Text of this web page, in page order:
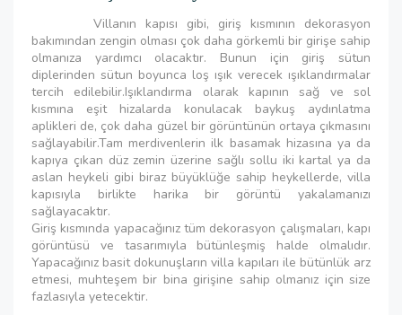
Villanın kapısı gibi, giriş kısmının dekorasyon
bakımından zengin olması çok daha görkemli bir girişe sahip
olmanıza yardımcı olacaktır. Bunun için giriş sütun
diplerinden sütun boyunca loş ışık verecek ışıklandırmalar
tercih edilebilir.Işıklandırma olarak kapının sağ ve sol
kısmına eşit hizalarda konulacak baykuş aydınlatma
aplikleri de, çok daha güzel bir görüntünün ortaya çıkmasını
sağlayabilir.Tam merdivenlerin ilk basamak hizasına ya da
kapıya çıkan düz zemin üzerine sağlı sollu iki kartal ya da
aslan heykeli gibi biraz büyüklüğe sahip heykellerde, villa
kapısıyla birlikte harika bir görüntü yakalamanızı
sağlayacaktır.
Giriş kısmında yapacağınız tüm dekorasyon çalışmaları, kapı
görüntüsü ve tasarımıyla bütünleşmiş halde olmalıdır.
Yapacağınız basit dokunuşların villa kapıları ile bütünlük arz
etmesi, muhteşem bir bina girişine sahip olmanız için size
fazlasıyla yetecektir.